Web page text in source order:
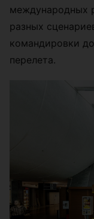
международных
разных
командировки
перелета.